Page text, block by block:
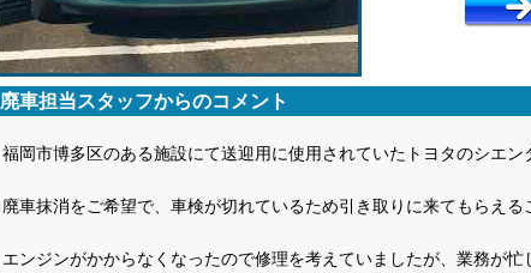
廃車担当スタッフからのコメント
福岡市博多区のある施設にて送迎用に使用されていたトヨタのシエン
廃車抹消をご希望で、車検が切れているため引き取りに来てもらえる
エンジンがかからなくなったので修理を考えていましたが、業務が